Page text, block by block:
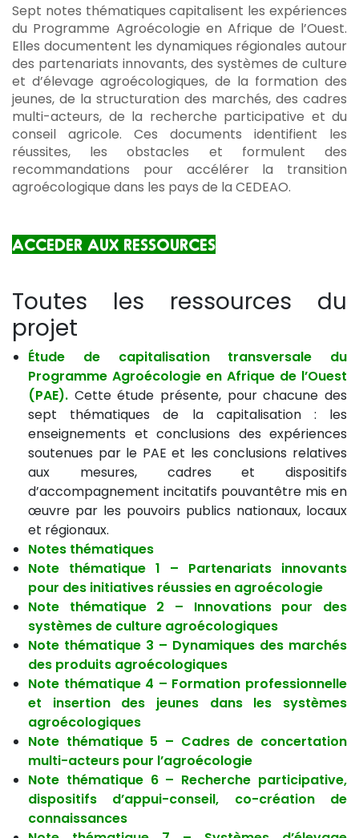
Sept notes thématiques capitalisent les expériences
du Programme Agroécologie en Afrique de l’Ouest.
Elles documentent les dynamiques régionales autour
des partenariats innovants, des systèmes de culture
et d’élevage agroécologiques, de la formation des
jeunes, de la structuration des marchés, des cadres
multi-acteurs, de la recherche participative et du
conseil agricole. Ces documents identifient les
réussites, les obstacles et formulent des
recommandations pour accélérer la transition
agroécologique dans les pays de la CEDEAO.
ACCEDER AUX RESSOURCES
Toutes les ressources du
projet
Étude de capitalisation transversale du
Programme Agroécologie en Afrique de l’Ouest
(PAE). Cette étude présente, pour chacune des
sept thématiques de la capitalisation : les
enseignements et conclusions des expériences
soutenues par le PAE et les conclusions relatives
aux mesures, cadres et dispositifs
d’accompagnement incitatifs pouvantêtre mis en
œuvre par les pouvoirs publics nationaux, locaux
et régionaux.
Notes thématiques
Note thématique 1 – Partenariats innovants
pour des initiatives réussies en agroécologie
Note thématique 2 – Innovations pour des
systèmes de culture agroécologiques
Note thématique 3 – Dynamiques des marchés
des produits agroécologiques
Note thématique 4 – Formation professionnelle
et insertion des jeunes dans les systèmes
agroécologiques
Note thématique 5 – Cadres de concertation
multi-acteurs pour l’agroécologie
Note thématique 6 – Recherche participative,
dispositifs d’appui-conseil, co-création de
connaissances